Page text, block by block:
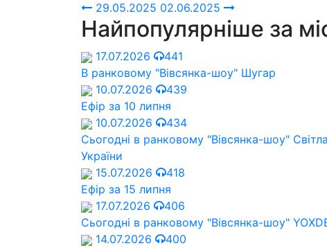
29.05.2025 02.06.2025
Найпопулярніше за
17.07.2026
441
В ранковому "Вівсянка-шоу" Шугар
10.07.2026
439
Ефір за 10 липня
10.07.2026
434
Сьогодні в ранковому "Вівсянка-шоу"
України
15.07.2026
418
Ефір за 15 липня
17.07.2026
406
Сьогодні в ранковому "Вівсянка-шоу"
14.07.2026
400